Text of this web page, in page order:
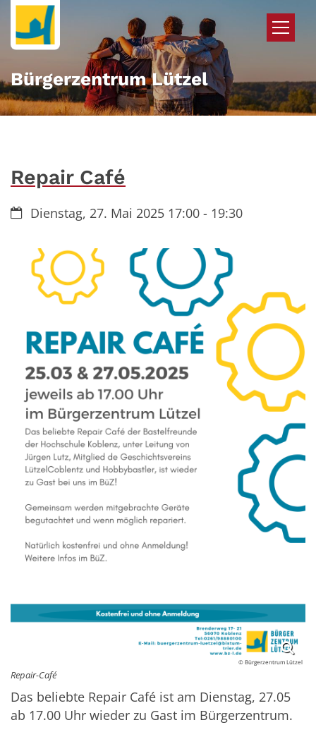
Zum Inhalt springen
Bürgerzentrum Lützel
Repair Café
Datum:Dienstag, 27. Mai 2025 17:00 - 19:30
© Bürgerzentrum Lützel
Repair-Café
Das beliebte Repair Café ist am Dienstag, 27.05
ab 17.00 Uhr wieder zu Gast im Bürgerzentrum.